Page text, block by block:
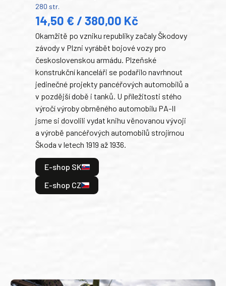
280 str.
14,50 € / 380,00 Kč
Okamžitě po vzniku republiky začaly Škodovy
závody v Plzni vyrábět bojové vozy pro
československou armádu. Plzeňské
konstrukční kanceláři se podařilo navrhnout
jedinečné projekty pancéřových automobilů a
v pozdější době i tanků. U příležitosti stého
výročí výroby obrněného automobilu PA-II
jsme si dovolili vydat knihu věnovanou vývoji
a výrobě pancéřových automobilů strojírnou
Škoda v letech 1919 až 1936.
E-shop SK
E-shop CZ